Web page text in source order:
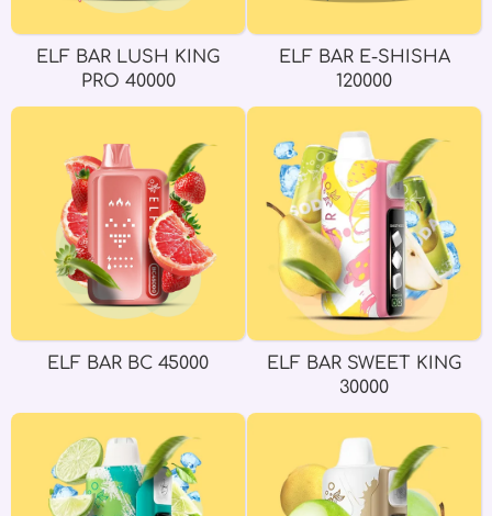
ELF BAR LUSH KING
PRO 40000
ELF BAR E-SHISHA
120000
ELF BAR BC 45000
ELF BAR SWEET KING
30000